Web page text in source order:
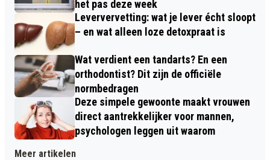
het pas deze week
Leververvetting: wat je lever écht sloopt
– en wat alleen loze detoxpraat is
Wat verdient een tandarts? En een
orthodontist? Dit zijn de officiële
normbedragen
Deze simpele gewoonte maakt vrouwen
direct aantrekkelijker voor mannen,
psychologen leggen uit waarom
Meer artikelen